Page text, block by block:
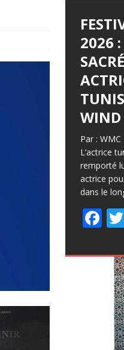
2026
WIND
Par :
L’actrice
remporté
actrice
dans le
F
e